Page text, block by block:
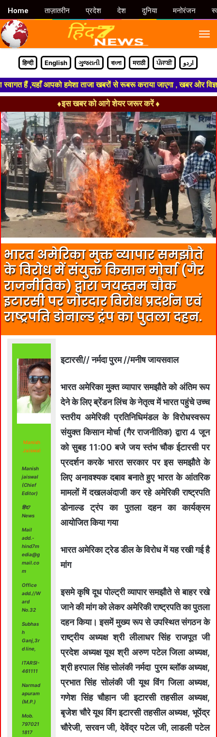
हिन्दी English ગુજરાતી বাংলা मराठी ਪੰਜਾਬੀ اردو
,यहाँ आपको हमेशा ताजा खबरों से रूबरू कराया जाएगा , खबर ओर
♦इस खबर को आगे शेयर जरूर करें ♦
भारत अमेरिका मुक्त व्यापार समझौते
के विरोध में संयुक्त किसान मोर्चा (गैर
राजनीतिक) द्वारा जयस्तम चौक
इटारसी पर जोरदार विरोध प्रदर्शन एवं
राष्ट्रपति डोनाल्ड ट्रंप का पुतला दहन.
Manish
Jaiswal
Manish
jaiswal
(Chief
Editor)
हिंद7
News
Mail
add.-
hind7m
edia@g
mail.co
m
Office
add.//W
ard
No.32
Subhas
h
Ganj,3r
d line,
ITARSI-
461111
Narmad
apuram
(M.P.)
Mob.
797021
1817
इटारसी// नर्मदा पुरम //मनीष जायसवाल
भारत अमेरिका मुक्त व्यापार समझौते को अंतिम रूप
देने के लिए ब्रेंडन लिंच के नेतृत्व में भारत पहुंचे उच्च
स्तरीय अमेरिकी प्रतिनिधिमंडल के विरोधस्वरूप
संयुक्त किसान मोर्चा (गैर राजनीतिक) द्वारा 4 जून
को सुबह 11:00 बजे जय स्तंभ चौक ईटारसी पर
प्रदर्शन करके भारत सरकार पर इस समझौते के
लिए अनावश्यक दबाव बनाते हुए भारत के आंतरिक
मामलों में दखलअंदाजी कर रहे अमेरिकी राष्ट्रपति
डोनाल्ड ट्रंप का पुतला दहन का कार्यक्रम
आयोजित किया गया
भारत अमेरिका ट्रेड डील के विरोध में यह रखी गई है
मांग
इसमे कृषि दूध पोल्ट्री व्यापार समझौते से बाहर रखे
जाने की मांग को लेकर अमेरिकी राष्ट्रपति का पुतला
दहन किया। इसमें मुख्य रूप से उपस्थित संगठन के
राष्ट्रीय अध्यक्ष श्री लीलाधर सिंह राजपूत जी
प्रदेश अध्यक्ष यूथ श्री अरुण पटेल जिला अध्यक्ष,
श्री हरपाल सिंह सोलंकी नर्मदा पुरम ब्लॉक अध्यक्ष,
प्रभात सिंह सोलंकी जी यूथ विंग जिला अध्यक्ष,
गणेश सिंह चौहान जी इटारसी तहसील अध्यक्ष,
बृजेश चौरे यूथ विंग इटारसी तहसील अध्यक्ष, भूपेंद्र
चौरेजी, सरवन जी, देवेंद्र पटेल जी, लाडली पटेल
Home ताज़ातरीन प्रदेश देश दुनिया मनोरंजन